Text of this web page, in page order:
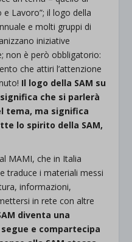
e Lavoro”; il logo della
e molti gruppi di
iniziative
non è però obbligatorio:
che attiri l’attenzione
Il logo della SAM su
che si parlerà
tema, ma significa
lo spirito della SAM,
MAMI, che in Italia
traduce i materiali messi
informazioni,
in rete con altre
diventa una
e compartecipa